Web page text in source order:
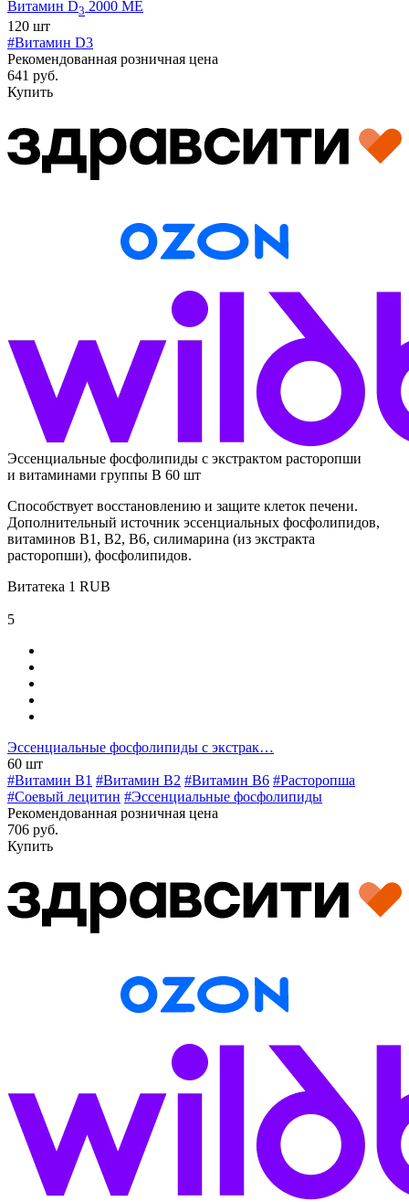
Витамин D3 2000 МЕ
120 шт
#Витамин D3
Рекомендованная розничная цена
641 руб.
Купить
Эссенциальные фосфолипиды с экстрактом расторопши
и витаминами группы В 60 шт
Способствует восстановлению и защите клеток печени.
Дополнительный источник эссенциальных фосфолипидов,
витаминов В1, В2, В6, силимарина (из экстракта
расторопши), фосфолипидов.
Витатека 1 RUB
5
Эссенциальные фосфолипиды с экстрак…
60 шт
#Витамин B1 #Витамин B2 #Витамин B6 #Расторопша
#Соевый лецитин #Эссенциальные фосфолипиды
Рекомендованная розничная цена
706 руб.
Купить